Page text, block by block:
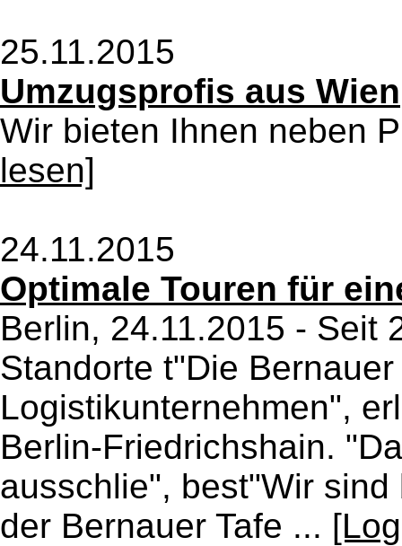
25.11.2015
Umzugsprofis aus Wien
Wir bieten Ihnen neben
lesen]
24.11.2015
Optimale Touren für
Berlin, 24.11.2015 - Seit
Standorte t"Die
Logistikunternehmen",
Berlin-Friedrichshain.
ausschlie", best"Wir
der Bernauer Tafe ...